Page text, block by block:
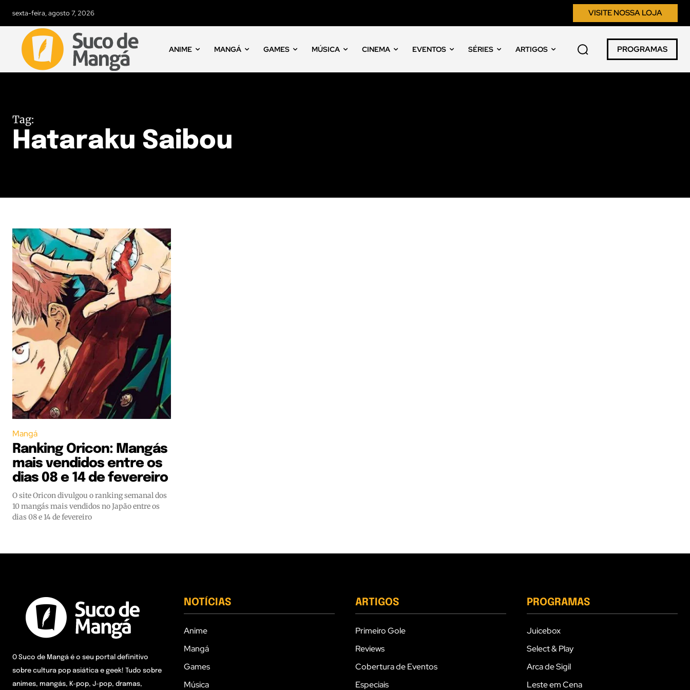
sexta-feira, agosto 7, 2026 VISITE NOSSA LOJA
ANIME MANGÁ GAMES MÚSICA CINEMA EVENTOS SÉRIES ARTIGOS PROGRAMAS
Tag:
Hataraku Saibou
Mangá
Ranking Oricon: Mangás
mais vendidos entre os
dias 08 e 14 de fevereiro
O site Oricon divulgou o ranking semanal dos
10 mangás mais vendidos no Japão entre os
dias 08 e 14 de fevereiro
O Suco de Mangá é o seu portal definitivo
sobre cultura pop asiática e geek! Tudo sobre
animes, mangás, K-pop, J-pop, dramas,
NOTÍCIAS
Anime
Mangá
Games
Música
ARTIGOS
Primeiro Gole
Reviews
Cobertura de Eventos
Especiais
PROGRAMAS
Juicebox
Select & Play
Arca de Sigil
Leste em Cena